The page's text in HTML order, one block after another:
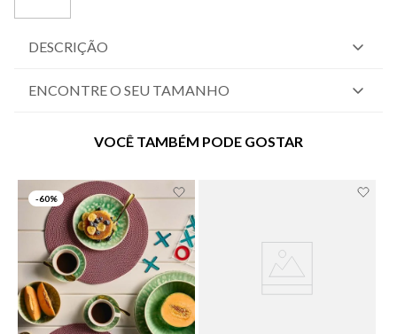
DESCRIÇÃO
ENCONTRE O SEU TAMANHO
VOCÊ TAMBÉM PODE GOSTAR
-60%